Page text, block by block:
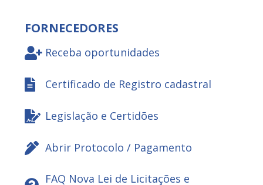
FORNECEDORES
Receba oportunidades
Certificado de Registro cadastral
Legislação e Certidões
Abrir Protocolo / Pagamento
FAQ Nova Lei de Licitações e